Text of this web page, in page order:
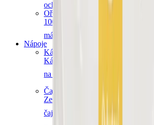
ochucovadla
Další kategorie
Ořechová másla
100% ořechová
másla a pasty
Nápoje
Káva
Káva Ochutnej Ořech
na espresso
Čaje
Zelené čaje
čaje